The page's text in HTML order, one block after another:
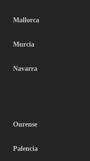
Mallorca
Murcia
Navarra
Ourense
Palencia